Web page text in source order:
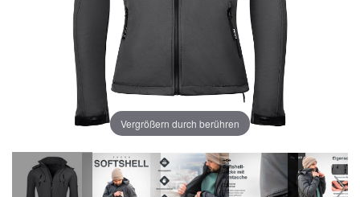
Vergrößern durch berühren